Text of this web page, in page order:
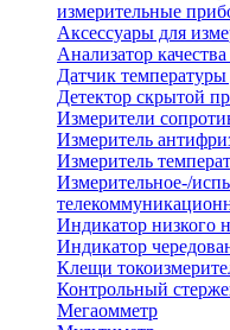
измерительные
Аксессуары для
Анализатор
Датчик
Детектор скрытой
Измерители
Измеритель
Измеритель
Измерительное-/
Индикатор низкого
Индикатор
Клещи
Контрольный
Мегаомметр